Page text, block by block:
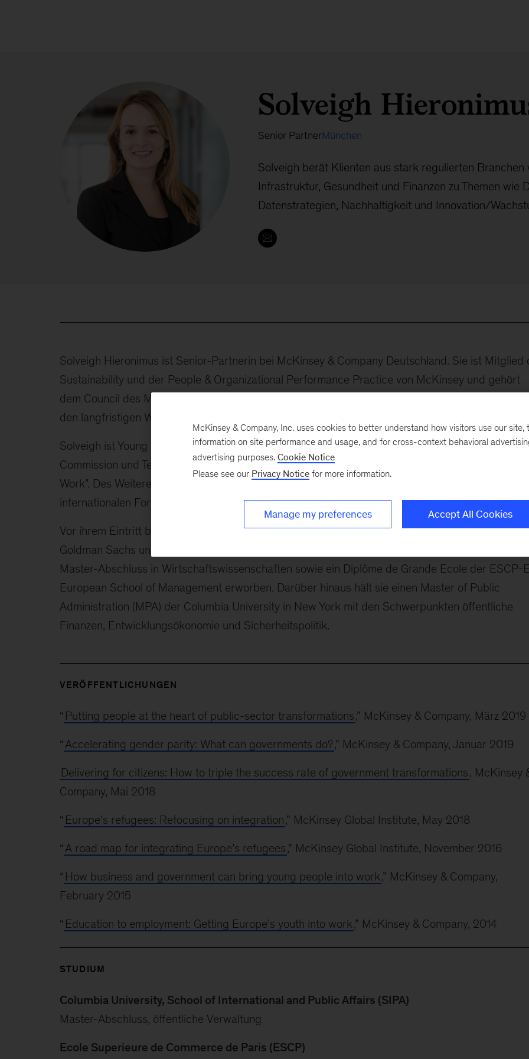
Solveigh
Senior PartnerMünchen
Solveigh berät Klienten aus stark regulierten Branchen
Infrastruktur, Gesundheit und Finanzen zu Themen wie
Datenstrategien, Nachhaltigkeit und Innovation/
Solveigh Hieronimus ist Senior-Partnerin bei McKinsey & Company Deutschland. Sie ist Mitglied
Sustainability und der People & Organizational Performance Practice von McKinsey und gehört
dem Council des McKinsey Global Institute (MGI) an, wo sie sich auf die Wettbewerbsfähigkeit und
den langfristigen Wohlstand Europas konzentriert.
Solveigh ist Young Global Leader (YGL) des Weltwirtschaftsforums, Mitglied der Trilateral
Commission und Teil des Expertenpanels der Europäischen Kommission zum Thema „Future of
Work". Des Weiteren nimmt sie regelmäßig als Diskussionsteilnehmerin und Rednerin an
internationalen Foren wie OECD- und DLD-Konferenzen sowie der Chatham House Conference
Vor ihrem Eintritt bei McKinsey hatte sie verschiedene Positionen bei den Vereinten Nationen,
Goldman Sachs und JPMorgan inne. Solveigh hat in Oxford, Paris und Madrid studiert und einen
Master-Abschluss in Wirtschaftswissenschaften sowie ein Diplôme de Grande Ecole der ESCP-
European School of Management erworben. Darüber hinaus hält sie einen Master of Public
Administration (MPA) der Columbia University in New York mit den Schwerpunkten öffentliche
Finanzen, Entwicklungsökonomie und Sicherheitspolitik.
VERÖFFENTLICHUNGEN
“ Putting people at the heart of public-sector transformations,” McKinsey & Company, März 2019
“ Accelerating gender parity: What can governments do?,” McKinsey & Company, Januar 2019
Delivering for citizens: How to triple the success rate of government transformations, McKinsey
Company, Mai 2018
“ Europe’s refugees: Refocusing on integration,” McKinsey Global Institute, May 2018
“ A road map for integrating Europe’s refugees,” McKinsey Global Institute, November 2016
“ How business and government can bring young people into work,” McKinsey & Company,
February 2015
“ Education to employment: Getting Europe’s youth into work,” McKinsey & Company, 2014
STUDIUM
Columbia University, School of International and Public Affairs (SIPA)
Master-Abschluss, öffentliche Verwaltung
Ecole Superieure de Commerce de Paris (ESCP)
McKinsey & Company, Inc. uses cookies to better understand how visitors use our site,
information on site performance and usage, and for cross-context behavioral
advertising purposes. Cookie Notice
Please see our Privacy Notice for more information.
Manage my preferences Accept All Cookies